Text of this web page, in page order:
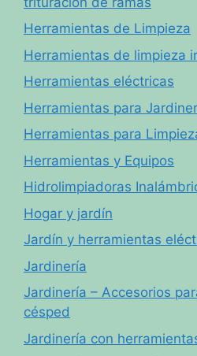
Herramientas de Limpieza
Herramientas de limpieza
Herramientas eléctricas
Herramientas para
Herramientas para
Herramientas y Equipos
Hidrolimpiadoras
Hogar y jardín
Jardín y herramientas
Jardinería
Jardinería – Accesorios
césped
Jardinería con